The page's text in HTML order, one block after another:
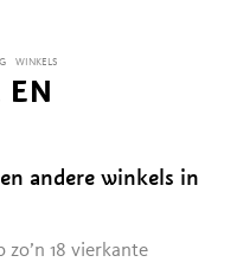
WINKELS
andere winkels in
18 vierkante